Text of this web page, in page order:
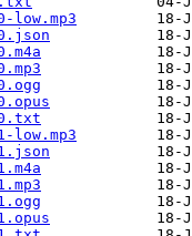
low.mp3
low.mp3